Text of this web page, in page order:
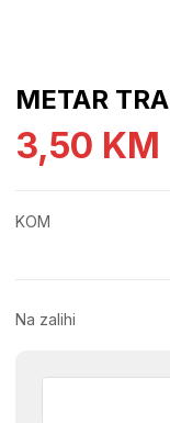
METAR
3,50 KM
KOM
Na zalihi